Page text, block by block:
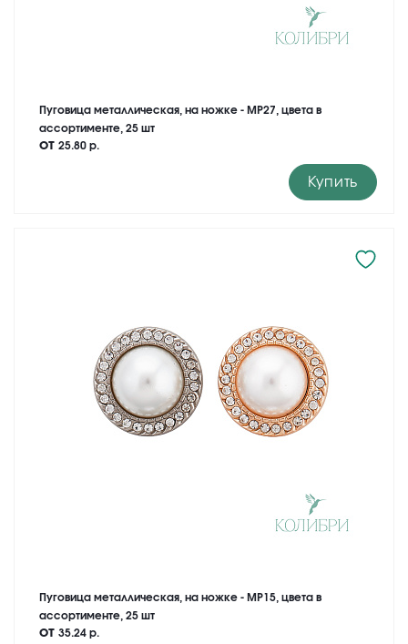
Пуговица металлическая, на ножке - MP27, цвета в
ассортименте, 25 шт
от 25.80 р.
Купить
Пуговица металлическая, на ножке - MP15, цвета в
ассортименте, 25 шт
от 35.24 р.